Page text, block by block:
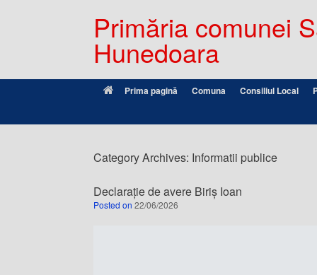
Primăria comunei
Hunedoara
Prima pagină Comuna Consiliul Local
Category Archives: Informatii publice
Declarație de avere Biriș Ioan
Posted on 22/06/2026